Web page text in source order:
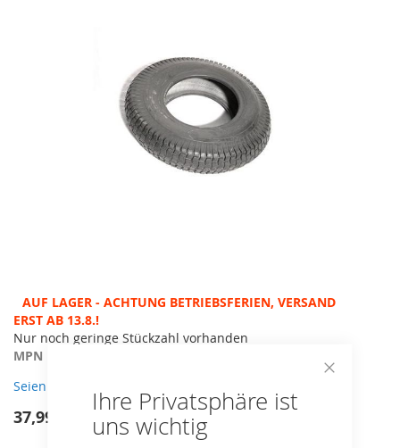
Ihre Privatsphäre ist
uns wichtig
Zum
Anfang
der
Bildergalerie
AUF LAGER - ACHTUNG BETRIEBSFERIEN, VERSAND ERST
AB 13.8.!
Nur noch geringe Stückzahl vorhanden
MPN
Seien Sie der erste, der dieses Produkt bewertet
37,99 €